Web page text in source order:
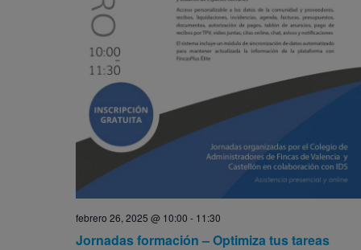
febrero 26, 2025 @ 10:00 - 11:30
Jornadas formación – Optimiza tus tareas